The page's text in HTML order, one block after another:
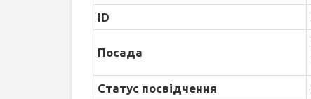
ID
Посада
Статус посвідчення